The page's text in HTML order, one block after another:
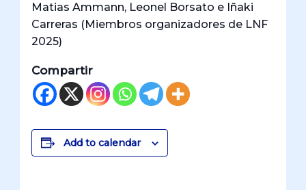
Matias Ammann, Leonel Borsato e Iñaki
Carreras (Miembros organizadores de LNF
2025)
Compartir
Add to calendar